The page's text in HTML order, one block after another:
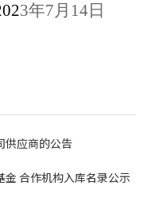
3年7月 14日
供应商的公告
合作机构入库名录公示